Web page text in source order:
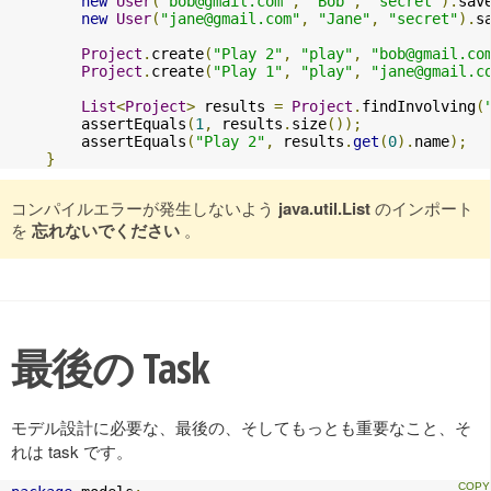
new User( "jane@gmail.com" , "Jane" , "secret").
Project . create( "Play 2" , "play" , "
Project . create( "Play 1" , "play" , "
List<Project> results = Project . findInvolving(
        assertEquals
(1 , results . size());
        assertEquals
( "Play 2" , results .get (0). name);
}
コンパイルエラーが発生しないよう java.util.Listのインポート
を 忘れないでください 。
最後の Task
モデル設計に必要な、最後の、そしてもっとも重要なこと、そ
れは task です。